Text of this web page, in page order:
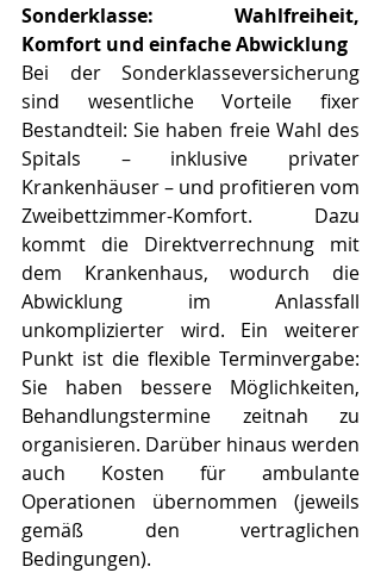
Sonderklasse: Wahlfreiheit,
Komfort und einfache Abwicklung
Bei der Sonderklasseversicherung
sind wesentliche Vorteile fixer
Bestandteil: Sie haben freie Wahl des
Spitals – inklusive privater
Krankenhäuser – und profitieren vom
Zweibettzimmer-Komfort. Dazu
kommt die Direktverrechnung mit
dem Krankenhaus, wodurch die
Abwicklung im Anlassfall
unkomplizierter wird. Ein weiterer
Punkt ist die flexible Terminvergabe:
Sie haben bessere Möglichkeiten,
Behandlungstermine zeitnah zu
organisieren. Darüber hinaus werden
auch Kosten für ambulante
Operationen übernommen (jeweils
gemäß den vertraglichen
Bedingungen).